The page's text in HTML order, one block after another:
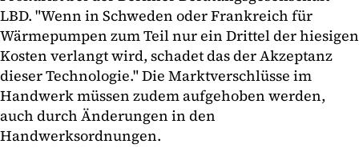
LBD. "Wenn in Schweden oder Frankreich für
Wärmepumpen zum Teil nur ein Drittel der hiesigen
Kosten verlangt wird, schadet das der Akzeptanz
dieser Technologie." Die Marktverschlüsse im
Handwerk müssen zudem aufgehoben werden,
auch durch Änderungen in den
Handwerksordnungen.